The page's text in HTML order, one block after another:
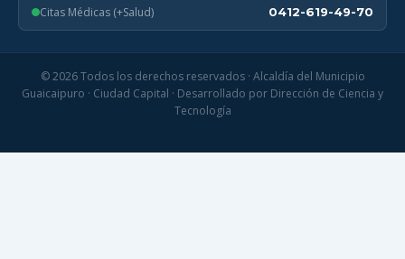
Citas Médicas (+Salud) 0412-619-49-70
© 2026 Todos los derechos reservados · Alcaldía del Municipio
Guaicaipuro · Ciudad Capital · Desarrollado por Dirección de Ciencia y
Tecnología